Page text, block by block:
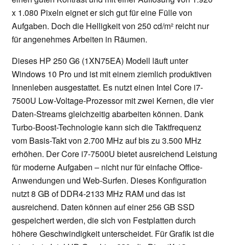
x 1.080 Pixeln eignet er sich gut für eine Fülle von
Aufgaben. Doch die Helligkeit von 250 cd/m² reicht nur
für angenehmes Arbeiten in Räumen.
Dieses HP 250 G6 (1XN75EA) Modell läuft unter
Windows 10 Pro und ist mit einem ziemlich produktiven
Innenleben ausgestattet. Es nutzt einen Intel Core i7-
7500U Low-Voltage-Prozessor mit zwei Kernen, die vier
Daten-Streams gleichzeitig abarbeiten können. Dank
Turbo-Boost-Technologie kann sich die Taktfrequenz
vom Basis-Takt von 2.700 MHz auf bis zu 3.500 MHz
erhöhen. Der Core i7-7500U bietet ausreichend Leistung
für moderne Aufgaben – nicht nur für einfache Office-
Anwendungen und Web-Surfen. Dieses Konfiguration
nutzt 8 GB of DDR4-2133 MHz RAM und das ist
ausreichend. Daten können auf einer 256 GB SSD
gespeichert werden, die sich von Festplatten durch
höhere Geschwindigkeit unterscheidet. Für Grafik ist die